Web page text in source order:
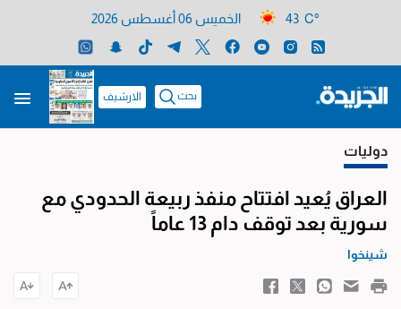
43 C° الخميس 06 أغسطس 2026
بحث الارشيف
دوليات
العراق يُعيد افتتاح منفذ ربيعة الحدودي مع
سورية بعد توقف دام 13 عاماً
شينخوا